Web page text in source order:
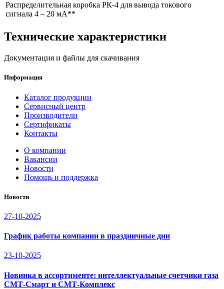
Распределительная коробка РК-4 для вывода токового
сигнала 4 – 20 мА**
Технические характеристики
Документация и файлы для скачивания
Информация
Каталог продукции
Сервисный центр
Производители
Сертификаты
Контакты
О компании
Вакансии
Новости
Помощь и поддержка
Новости
27-10-2025
График работы компании в праздничные дни
23-10-2025
Новинка в ассортименте: интеллектуальные счетчики газа
СМТ-Смарт и СМТ-Комплекс